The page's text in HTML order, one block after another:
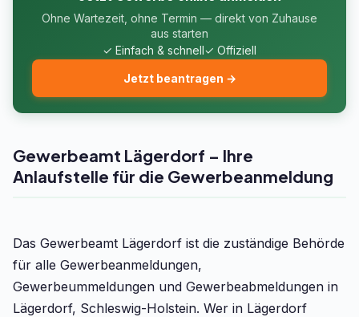
Ohne Wartezeit, ohne Termin — direkt von Zuhause
aus starten
✓ Einfach & schnell✓ Offiziell
Jetzt beantragen →
Gewerbeamt Lägerdorf – Ihre
Anlaufstelle für die Gewerbeanmeldung
Das Gewerbeamt Lägerdorf ist die zuständige Behörde
für alle Gewerbeanmeldungen,
Gewerbeummeldungen und Gewerbeabmeldungen in
Lägerdorf, Schleswig-Holstein. Wer in Lägerdorf